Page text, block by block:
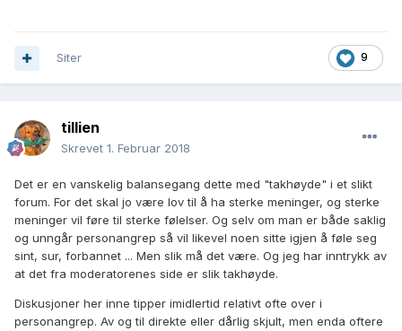
9
Siter
tillien
Skrevet 1. Februar 2018
Det er en vanskelig balansegang dette med "takhøyde" i et slikt
forum. For det skal jo være lov til å ha sterke meninger, og sterke
meninger vil føre til sterke følelser. Og selv om man er både saklig
og unngår personangrep så vil likevel noen sitte igjen å føle seg
sint, sur, forbannet ... Men slik må det være. Og jeg har inntrykk av
at det fra moderatorenes side er slik takhøyde.
Diskusjoner her inne tipper imidlertid relativt ofte over i
personangrep. Av og til direkte eller dårlig skjult, men enda oftere